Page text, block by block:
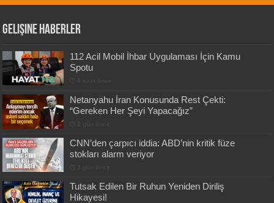
Gelişine Haberler
112 Acil Mobil İhbar Uygulaması İçin Kamu
Spotu
Netanyahu İran Konusunda Rest Çekti:
“Gereken Her Şeyi Yapacağız”
CNN’den çarpıcı iddia: ABD’nin kritik füze
stokları alarm veriyor
Tutsak Edilen Bir Ruhun Yeniden Diriliş
Hikayesi!